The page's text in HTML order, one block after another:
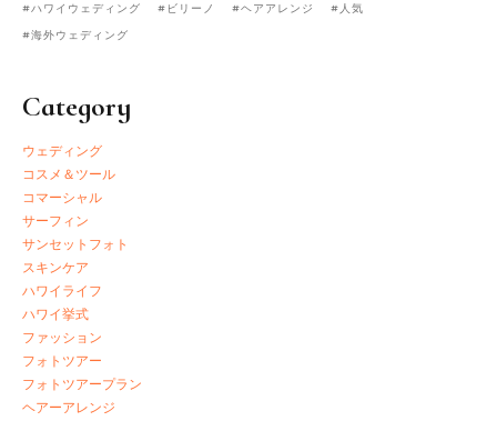
ハワイウェディング
ビリーノ ヘアアレンジ
人気
海外ウェディング
Category
ウェディング
コスメ＆ツール
コマーシャル
サーフィン
サンセットフォト
スキンケア
ハワイライフ
ハワイ挙式
ファッション
フォトツアー
フォトツアープラン
ヘアーアレンジ